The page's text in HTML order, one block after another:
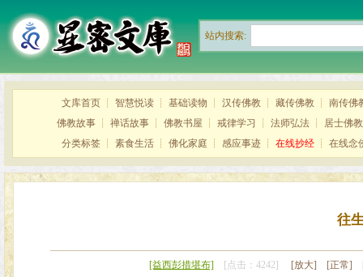
站内搜索:
文库首页 ┊ 智慧悦读 ┊ 基础读物 ┊ 汉传佛教 ┊ 藏传佛教 ┊ 南传佛
佛教故事 ┊ 禅话故事 ┊ 佛教书屋 ┊ 戒律学习 ┊ 法师弘法 ┊ 居士佛教
分类标签 ┊ 素食生活 ┊ 佛化家庭 ┊ 感应事迹 ┊ 在线抄经 ┊ 在线念
往
[益西彭措堪布] [点击：4242] [放大] [正常]